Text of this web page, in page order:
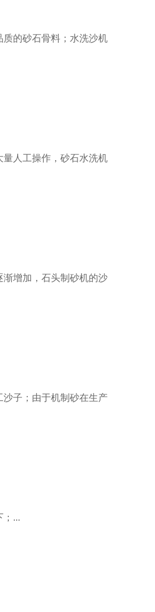
的砂石骨料；水洗沙机
人工操作，砂石水洗机
增加，石头制砂机的沙
子；由于机制砂在生产
；...